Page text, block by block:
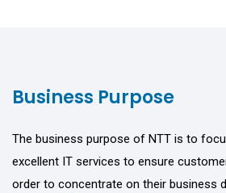
Business Purpose
The business purpose of NTT is to
excellent IT services to ensure
order to concentrate on their business